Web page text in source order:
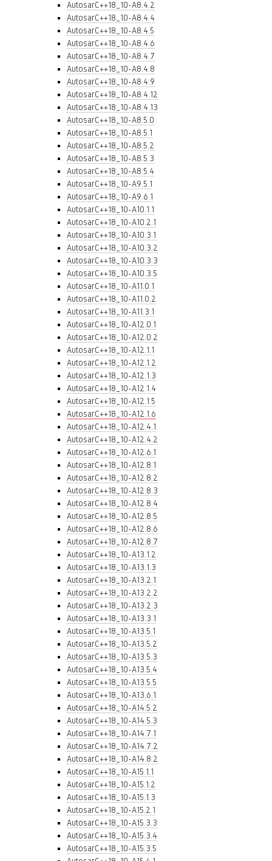
AutosarC++18_10-A8.4.2
AutosarC++18_10-A8.4.4
AutosarC++18_10-A8.4.5
AutosarC++18_10-A8.4.6
AutosarC++18_10-A8.4.7
AutosarC++18_10-A8.4.8
AutosarC++18_10-A8.4.9
AutosarC++18_10-A8.4.12
AutosarC++18_10-A8.4.13
AutosarC++18_10-A8.5.0
AutosarC++18_10-A8.5.1
AutosarC++18_10-A8.5.2
AutosarC++18_10-A8.5.3
AutosarC++18_10-A8.5.4
AutosarC++18_10-A9.5.1
AutosarC++18_10-A9.6.1
AutosarC++18_10-A10.1.1
AutosarC++18_10-A10.2.1
AutosarC++18_10-A10.3.1
AutosarC++18_10-A10.3.2
AutosarC++18_10-A10.3.3
AutosarC++18_10-A10.3.5
AutosarC++18_10-A11.0.1
AutosarC++18_10-A11.0.2
AutosarC++18_10-A11.3.1
AutosarC++18_10-A12.0.1
AutosarC++18_10-A12.0.2
AutosarC++18_10-A12.1.1
AutosarC++18_10-A12.1.2
AutosarC++18_10-A12.1.3
AutosarC++18_10-A12.1.4
AutosarC++18_10-A12.1.5
AutosarC++18_10-A12.1.6
AutosarC++18_10-A12.4.1
AutosarC++18_10-A12.4.2
AutosarC++18_10-A12.6.1
AutosarC++18_10-A12.8.1
AutosarC++18_10-A12.8.2
AutosarC++18_10-A12.8.3
AutosarC++18_10-A12.8.4
AutosarC++18_10-A12.8.5
AutosarC++18_10-A12.8.6
AutosarC++18_10-A12.8.7
AutosarC++18_10-A13.1.2
AutosarC++18_10-A13.1.3
AutosarC++18_10-A13.2.1
AutosarC++18_10-A13.2.2
AutosarC++18_10-A13.2.3
AutosarC++18_10-A13.3.1
AutosarC++18_10-A13.5.1
AutosarC++18_10-A13.5.2
AutosarC++18_10-A13.5.3
AutosarC++18_10-A13.5.4
AutosarC++18_10-A13.5.5
AutosarC++18_10-A13.6.1
AutosarC++18_10-A14.5.2
AutosarC++18_10-A14.5.3
AutosarC++18_10-A14.7.1
AutosarC++18_10-A14.7.2
AutosarC++18_10-A14.8.2
AutosarC++18_10-A15.1.1
AutosarC++18_10-A15.1.2
AutosarC++18_10-A15.1.3
AutosarC++18_10-A15.2.1
AutosarC++18_10-A15.3.3
AutosarC++18_10-A15.3.4
AutosarC++18_10-A15.3.5